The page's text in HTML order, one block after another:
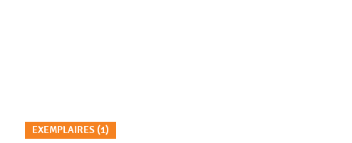
EXEMPLAIRES (1)